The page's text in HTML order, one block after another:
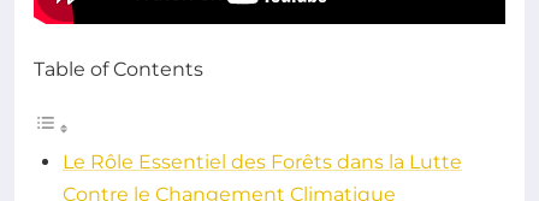
Table of Contents
Le Rôle Essentiel des Forêts dans la Lutte
Contre le Changement Climatique